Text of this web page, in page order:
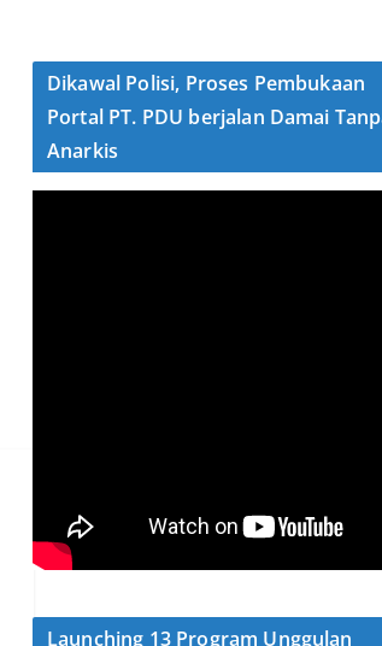
Dikawal Polisi, Proses Pembukaan
Portal PT. PDU berjalan Damai
Anarkis
Launching 13 Program Unggulan